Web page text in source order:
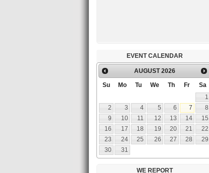
EVENT CALENDAR
AUGUST 2026
Su Mo Tu We Th Fr
Sa
1
2
3 4 5 6 7
8
9
10 11 12 13 14
15
16
17 18 19 20 21
22
23
24 25 26 27 28
29
30
31
WE REPORT
App Enjoy Palazzo Reale!
06/06/2018
Presentazione libro "COLLEZIONE
ORI ANTICHI. Famiglia Spadafora."
01/06/2018
A piedi nudi nel parco (VI edizione)
14/04/2016
Uno Sguardo nuovo su Capodimonte |
I disegni di Giovanni Lanfranco
06/04/2016